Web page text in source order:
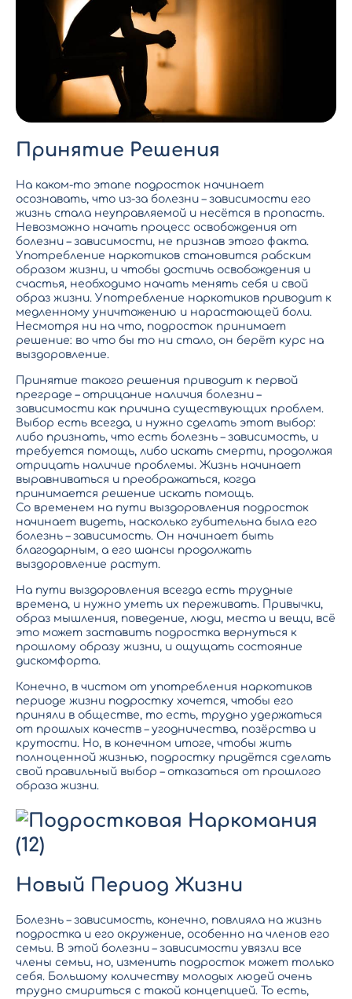
Принятие Решения
На каком-то этапе подросток начинает
осознавать, что из-за болезни – зависимости его
жизнь стала неуправляемой и несётся в пропасть.
Невозможно начать процесс освобождения от
болезни – зависимости, не признав этого факта.
Употребление наркотиков становится рабским
образом жизни, и чтобы достичь освобождения и
счастья, необходимо начать менять себя и свой
образ жизни. Употребление наркотиков приводит к
медленному уничтожению и нарастающей боли.
Несмотря ни на что, подросток принимает
решение: во что бы то ни стало, он берёт курс на
выздоровление.
Принятие такого решения приводит к первой
преграде – отрицание наличия болезни –
зависимости как причина существующих проблем.
Выбор есть всегда, и нужно сделать этот выбор:
либо признать, что есть болезнь – зависимость, и
требуется помощь, либо искать смерти, продолжая
отрицать наличие проблемы. Жизнь начинает
выравниваться и преображаться, когда
принимается решение искать помощь.
Со временем на пути выздоровления подросток
начинает видеть, насколько губительна была его
болезнь – зависимость. Он начинает быть
благодарным, а его шансы продолжать
выздоровление растут.
На пути выздоровления всегда есть трудные
времена, и нужно уметь их переживать. Привычки,
образ мышления, поведение, люди, места и вещи, всё
это может заставить подростка вернуться к
прошлому образу жизни, и ощущать состояние
дискомфорта.
Конечно, в чистом от употребления наркотиков
периоде жизни подростку хочется, чтобы его
приняли в обществе, то есть, трудно удержаться
от прошлых качеств – угодничества, позёрства и
крутости. Но, в конечном итоге, чтобы жить
полноценной жизнью, подростку придётся сделать
свой правильный выбор – отказаться от прошлого
образа жизни.
Новый Период Жизни
Болезнь – зависимость, конечно, повлияла на жизнь
подростка и его окружение, особенно на членов его
семьи. В этой болезни – зависимости увязли все
члены семьи, но, изменить подросток может только
себя. Большому количеству молодых людей очень
трудно смириться с такой концепцией. То есть,